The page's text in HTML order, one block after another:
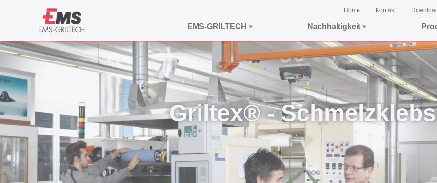
Home Kontakt
EMS-GRILTECH Nachhaltigkeit
Griltex® -